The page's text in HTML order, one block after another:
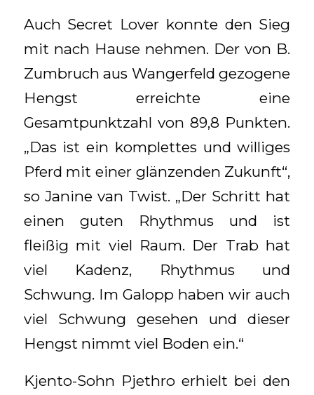
Auch Secret Lover konnte den Sieg
mit nach Hause nehmen. Der von B.
Zumbruch aus Wangerfeld gezogene
Hengst erreichte eine
Gesamtpunktzahl von 89,8 Punkten.
„Das ist ein komplettes und williges
Pferd mit einer glänzenden Zukunft“,
so Janine van Twist. „Der Schritt hat
einen guten Rhythmus und ist
fleißig mit viel Raum. Der Trab hat
viel Kadenz, Rhythmus und
Schwung. Im Galopp haben wir auch
viel Schwung gesehen und dieser
Hengst nimmt viel Boden ein.“
Kjento-Sohn Pjethro erhielt bei den